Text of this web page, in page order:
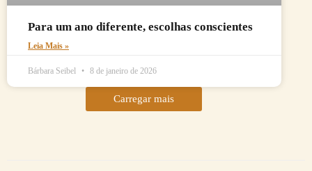
Para um ano diferente, escolhas conscientes
Leia Mais »
Bárbara Seibel 8 de janeiro de 2026
Carregar mais